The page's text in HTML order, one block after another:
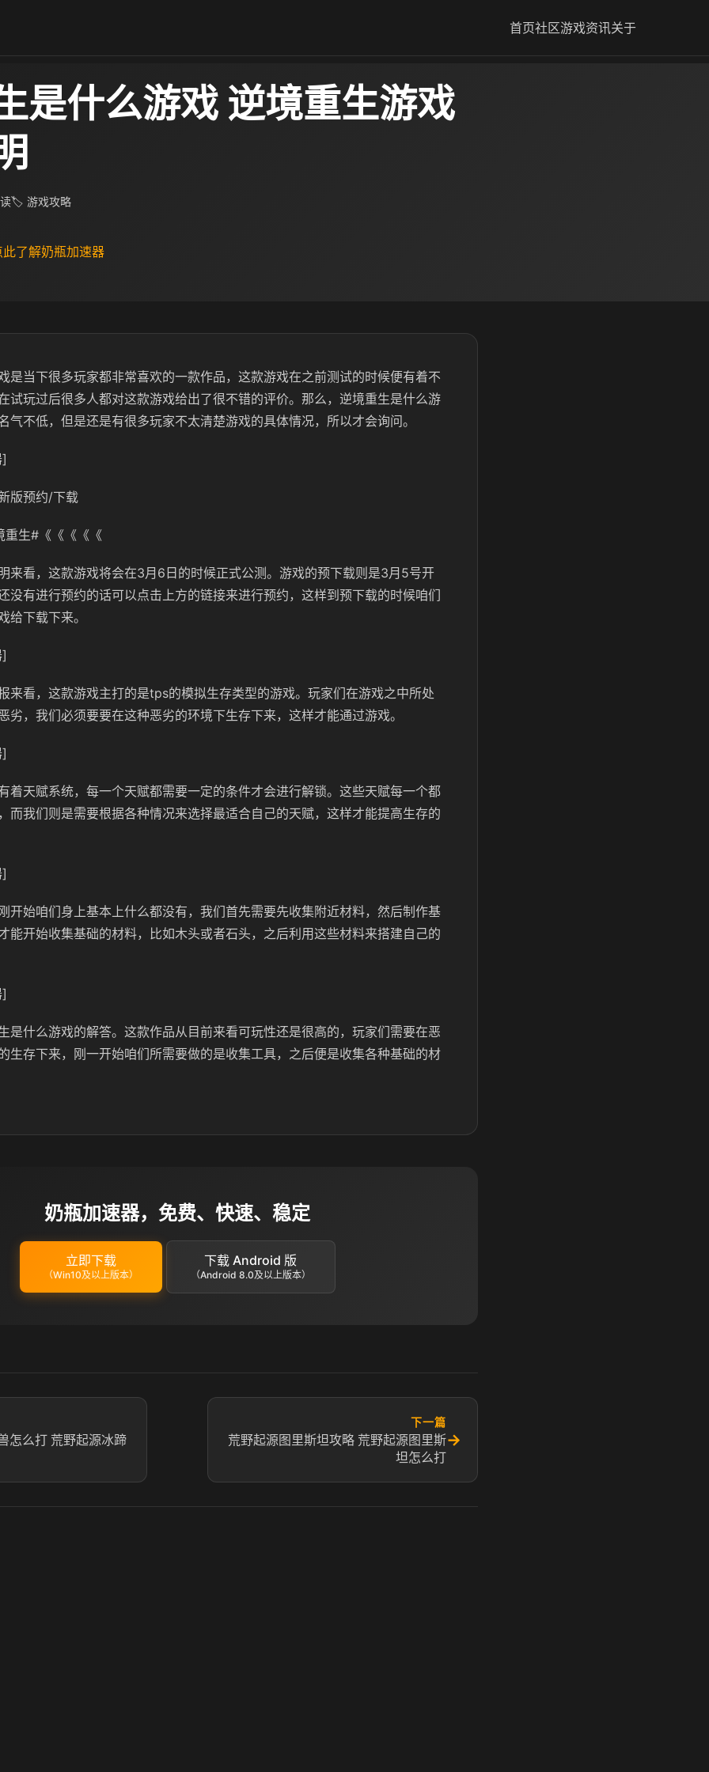
首页社区游戏资讯关于
是什么游戏 逆境重生游戏
🏷 游戏攻略
了解奶瓶加速器
是当下很多玩家都非常喜欢的一款作品，这款游戏在之前测试的时候便有着不
试玩过后很多人都对这款游戏给出了很不错的评价。那么，逆境重生是什么游
气不低，但是还是有很多玩家不太清楚游戏的具体情况，所以才会询问。
版预约/下载
重生#《《《《《
来看，这款游戏将会在3月6日的时候正式公测。游戏的预下载则是3月5号开
没有进行预约的话可以点击上方的链接来进行预约，这样到预下载的时候咱们
给下载下来。
来看，这款游戏主打的是tps的模拟生存类型的游戏。玩家们在游戏之中所处
劣，我们必须要要在这种恶劣的环境下生存下来，这样才能通过游戏。
着天赋系统，每一个天赋都需要一定的条件才会进行解锁。这些天赋每一个都
而我们则是需要根据各种情况来选择最适合自己的天赋，这样才能提高生存的
开始咱们身上基本上什么都没有，我们首先需要先收集附近材料，然后制作基
能开始收集基础的材料，比如木头或者石头，之后利用这些材料来搭建自己的
是什么游戏的解答。这款作品从目前来看可玩性还是很高的，玩家们需要在恶
生存下来，刚一开始咱们所需要做的是收集工具，之后便是收集各种基础的材
奶瓶加速器，免费、快速、稳定
立即下载
（Win10及以上版本）
下载 Android 版
（Android 8.0及以上版本）
怎么打​ 荒野起源冰蹄
下一篇
荒野起源图里斯坦攻略 荒野起源图里斯
坦怎么打
→